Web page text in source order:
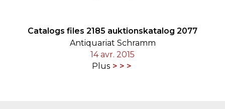
Catalogs files 2185 auktionskatalog 2077
Antiquariat Schramm
14 avr. 2015
Plus